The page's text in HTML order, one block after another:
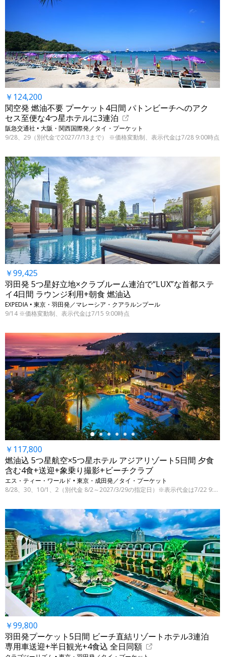
￥124,200
関空発 燃油不要 プーケット4日間 パトンビーチへのアク
セス至便な4つ星ホテルに3連泊
阪急交通社 • 大阪・関西国際発／タイ・プーケット
9/28、29（別代金で2027/7/13まで） ※価格変動制、表示代金は7/28 9:00時点
￥99,425
羽田発 5つ星好立地×クラブルーム連泊で“LUX”な首都ステ
イ4日間 ラウンジ利用+朝食 燃油込
EXPEDIA • 東京・羽田発／マレーシア・クアラルンプール
9/14 ※価格変動制、表示代金は7/15 9:00時点
←
￥117,800
燃油込 5つ星航空×5つ星ホテル アジアリゾート5日間 夕食
含む4食+送迎+象乗り撮影+ビーチクラブ
エス・ティー・ワールド • 東京・成田発／タイ・プーケット
8/28、30、10/1、2（別代金 8/2～2027/3/29の指定日）※表示代金は7/22 9:00時点
￥99,800
羽田発プーケット5日間 ビーチ直結リゾートホテル3連泊
専用車送迎+半日観光+4食込 全日同額